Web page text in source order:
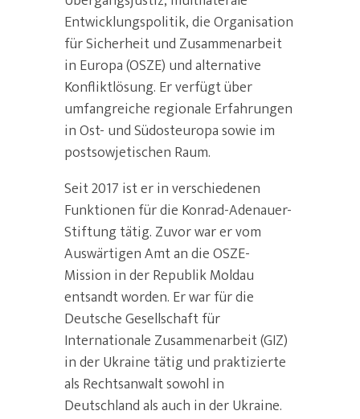
Entwicklungspolitik, die Organisation
für Sicherheit und Zusammenarbeit
in Europa (OSZE) und alternative
Konfliktlösung. Er verfügt über
umfangreiche regionale Erfahrungen
in Ost- und Südosteuropa sowie im
postsowjetischen Raum.
Seit 2017 ist er in verschiedenen
Funktionen für die Konrad-Adenauer-
Stiftung tätig. Zuvor war er vom
Auswärtigen Amt an die OSZE-
Mission in der Republik Moldau
entsandt worden. Er war für die
Deutsche Gesellschaft für
Internationale Zusammenarbeit (GIZ)
in der Ukraine tätig und praktizierte
als Rechtsanwalt sowohl in
Deutschland als auch in der Ukraine.